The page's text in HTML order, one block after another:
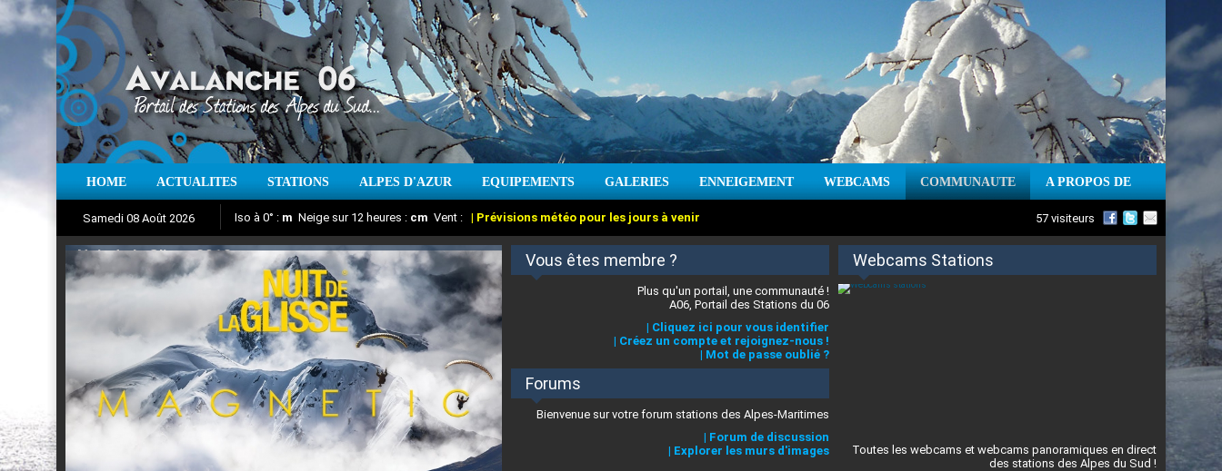
HOME ACTUALITES STATIONS ALPES D'AZUR EQUIPEMENTS GALERIES ENNEIGEMENT WEBCAMS COMMUNAUTE A PROPOS DE
Samedi 08 Août 2026
Aujourd'hui : T° Min : °C T° Max :°C Prévisions météo pour les jours à venir
Iso à 0° : m Neige sur 12 heures : cm Vent : | Prévisions météo pour les jours à venir
Suivez en direct l'actualité des stations des Alpes-Maritimes
57 visiteurs
Nuit de la Glisse 2018 Vous êtes membre ?
Plus qu'un portail, une communauté !
A06, Portail des Stations du 06
| Cliquez ici pour vous identifier
| Créez un compte et rejoignez-nous !
| Mot de passe oublié ?
Forums
Bienvenue sur votre forum stations des Alpes-Maritimes
| Forum de discussion
| Explorer les murs d'images
Webcams Stations
Toutes les webcams et webcams panoramiques en direct
des stations des Alpes du Sud !